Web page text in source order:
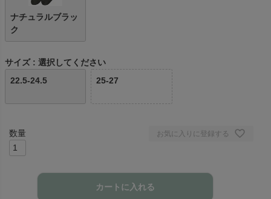
ナチュラルブラッ
ク
サイズ
選択してください
22.5-24.5
25-27
お気に入りに登録する
カートに入れる